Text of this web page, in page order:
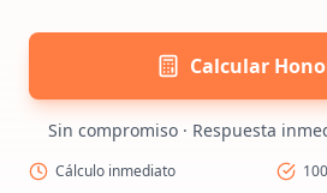
Calcular
Sin compromiso · Respuesta
Cálculo inmediato